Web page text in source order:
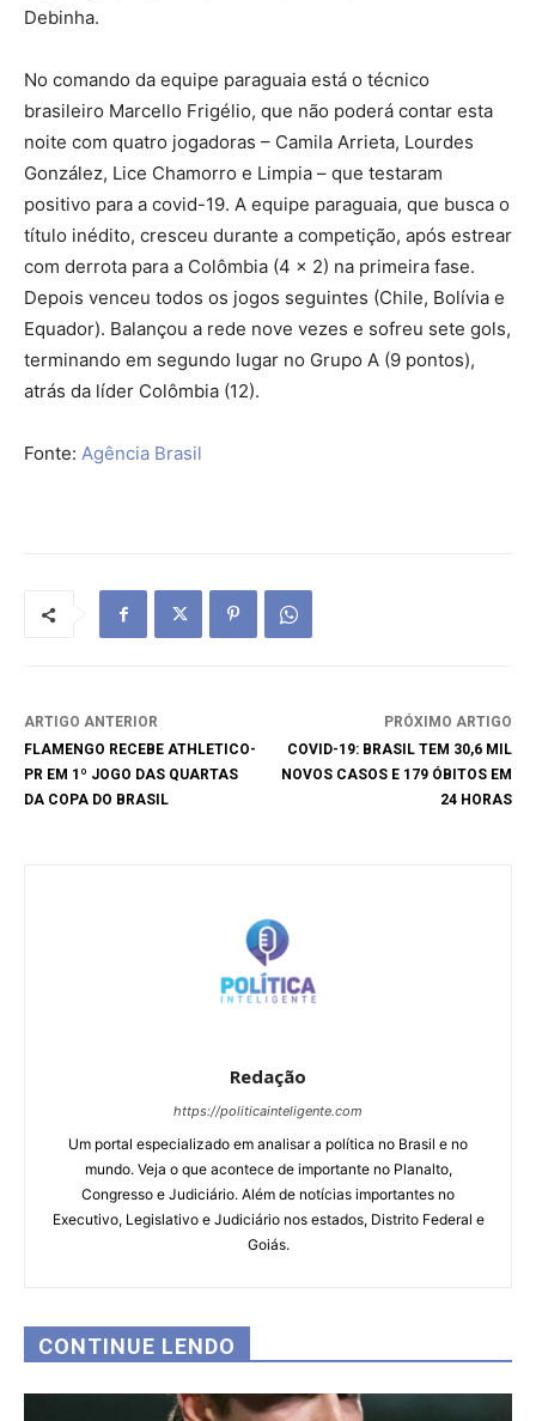
Debinha.
No comando da equipe paraguaia está o técnico
brasileiro Marcello Frigélio, que não poderá contar esta
noite com quatro jogadoras – Camila Arrieta, Lourdes
González, Lice Chamorro e Limpia – que testaram
positivo para a covid-19. A equipe paraguaia, que busca o
título inédito, cresceu durante a competição, após estrear
com derrota para a Colômbia (4 x 2) na primeira fase.
Depois venceu todos os jogos seguintes (Chile, Bolívia e
Equador). Balançou a rede nove vezes e sofreu sete gols,
terminando em segundo lugar no Grupo A (9 pontos),
atrás da líder Colômbia (12).
Fonte: Agência Brasil
ARTIGO ANTERIOR
FLAMENGO RECEBE ATHLETICO-
PR EM 1º JOGO DAS QUARTAS
DA COPA DO BRASIL
PRÓXIMO ARTIGO
COVID-19: BRASIL TEM 30,6 MIL
NOVOS CASOS E 179 ÓBITOS EM
24 HORAS
Redação
https://politicainteligente.com
Um portal especializado em analisar a política no Brasil e no
mundo. Veja o que acontece de importante no Planalto,
Congresso e Judiciário. Além de notícias importantes no
Executivo, Legislativo e Judiciário nos estados, Distrito Federal e
Goiás.
CONTINUE LENDO